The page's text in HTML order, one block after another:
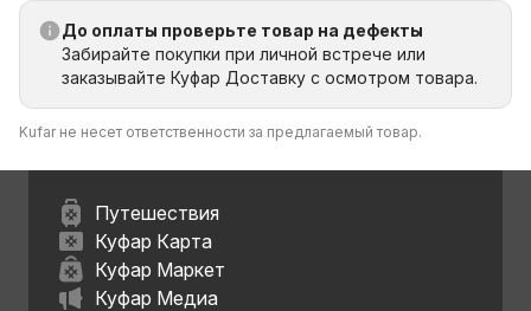
До оплаты проверьте товар на дефекты
Забирайте покупки при личной встрече или
заказывайте Куфар Доставку с осмотром товара.
Kufar не несет ответственности за предлагаемый товар.
Путешествия
Куфар Карта
Куфар Маркет
Куфар Медиа